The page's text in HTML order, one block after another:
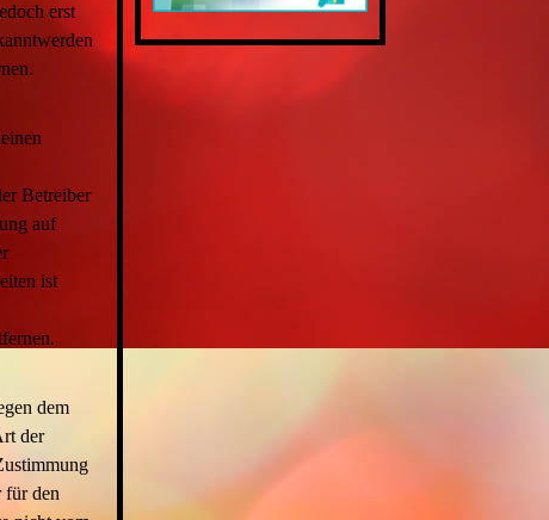
erst
Betreiber
auf
ist
dem
der
für den